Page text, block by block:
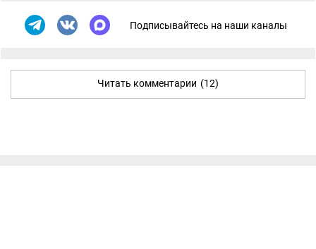
Подписывайтесь на наши каналы
Читать комментарии (12)